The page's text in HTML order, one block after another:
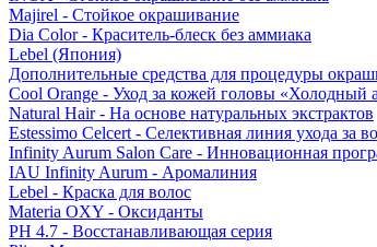
Majirel - Стойкое окрашивание
Dia Color - Краситель-блеск без аммиака
Lebel (Япония)
Дополнительные средства для процедуры
Cool Orange - Уход за кожей головы «Холодный
Natural Hair - На основе натуральных экстрактов
Estessimo Celcert - Селективная линия ухода за
Infinity Aurum Salon Care - Инновационная
IAU Infinity Aurum - Аромалиния
Lebel - Краска для волос
Materia OXY - Оксиданты
PH 4.7 - Восстанавливающая серия